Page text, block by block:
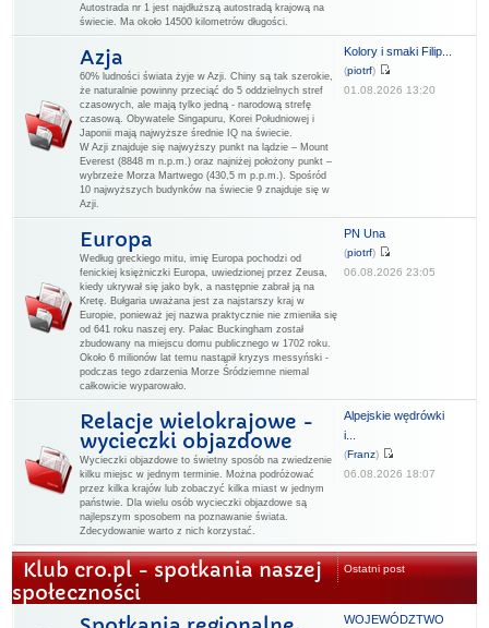
Autostrada nr 1 jest najdłuższą autostradą krajową na
świecie. Ma około 14500 kilometrów długości.
Azja
60% ludności świata żyje w Azji. Chiny są tak szerokie,
że naturalnie powinny przeciąć do 5 oddzielnych stref
czasowych, ale mają tylko jedną - narodową strefę
czasową. Obywatele Singapuru, Korei Południowej i
Japonii mają najwyższe średnie IQ na świecie.
W Azji znajduje się najwyższy punkt na lądzie – Mount
Everest (8848 m n.p.m.) oraz najniżej położony punkt –
wybrzeże Morza Martwego (430,5 m p.p.m.). Spośród
10 najwyższych budynków na świecie 9 znajduje się w
Azji.
Kolory i smaki Filip...
(piotrf)
01.08.2026 13:20
Europa
Według greckiego mitu, imię Europa pochodzi od
fenickiej księżniczki Europa, uwiedzionej przez Zeusa,
kiedy ukrywał się jako byk, a następnie zabrał ją na
Kretę. Bułgaria uważana jest za najstarszy kraj w
Europie, ponieważ jej nazwa praktycznie nie zmieniła się
od 641 roku naszej ery. Pałac Buckingham został
zbudowany na miejscu domu publicznego w 1702 roku.
Około 6 milionów lat temu nastąpił kryzys messyński -
podczas tego zdarzenia Morze Śródziemne niemal
całkowicie wyparowało.
PN Una
(piotrf)
06.08.2026 23:05
Relacje wielokrajowe -
wycieczki objazdowe
Wycieczki objazdowe to świetny sposób na zwiedzenie
kilku miejsc w jednym terminie. Można podróżować
przez kilka krajów lub zobaczyć kilka miast w jednym
państwie. Dla wielu osób wycieczki objazdowe są
najlepszym sposobem na poznawanie świata.
Zdecydowanie warto z nich korzystać.
Alpejskie wędrówki
i...
(Franz)
06.08.2026 18:07
Klub cro.pl - spotkania naszej
społeczności
Ostatni post
WOJEWÓDZTWO